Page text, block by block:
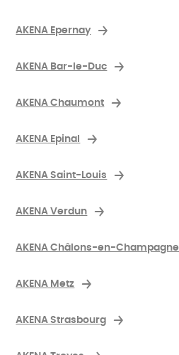
AKENA Epernay
AKENA Bar-le-Duc
AKENA Chaumont
AKENA Epinal
AKENA Saint-Louis
AKENA Verdun
AKENA Châlons-en-Champagne
AKENA Metz
AKENA Strasbourg